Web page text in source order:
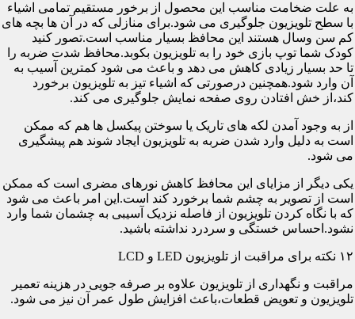
به علت ضخامت مناسب این محصول از برخور مستقیم تمامی اشیاء
با سطح تلویزیون جلوگیری می شود.برای منازلی که در آن ها بچه های
کم سن وسال هستند این محافظ بسیار مناسب است.تصور کنید
کودک شما توپ بازی خود را به تلویزیون بکوبد.محافظ شدت ضربه را
تا حد بسیار زیادی کاهش می دهد و باعث می شود کمترین آسیب به
آن وارد شود.همچنین درصورتی که اشیاء تیز به تلویزیون برخورد
کند،از خش افتادن روی صفحه نمایش جلوگیری می کند.
از به وجود آمدن لکه های تاریک یا سوختن پیکسل ها هم که ممکن
است به دلیل وارد شدن ضربه به تلویزیون ایجاد شوند هم پیشگیری
می شود.
یکی دیگر از مزایای این محافظ کاهش نورهای مضری است که ممکن
است از تصویر به چشم شما برخورد کند است.این امر باعث می شود
که با نگاه کردن تلویزیون از فاصله نزدیک آسیبی به چشمان شما وارد
نشود.احساس خستگی و سردرد نداشته باشید.
۱۲ نکته برای مراقبت از تلویزیون LED و LCD
مراقبت و نگهداری از تلویزیون علاوه بر صرفه جویی در هزینه تعمیر
تلویزیون و تعویض قطعات،باعث افزایش طول عمر آن نیز می شود.